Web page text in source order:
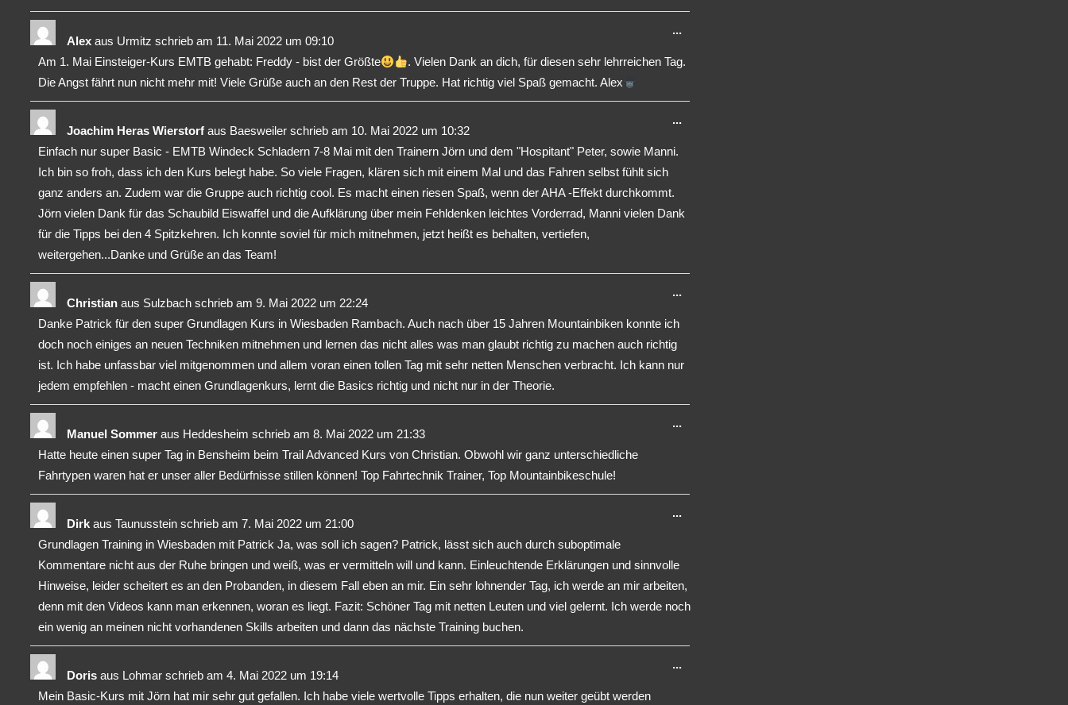
Alex aus Urmitz schrieb am 11. Mai 2022 um 09:10
Am 1. Mai Einsteiger-Kurs EMTB gehabt: Freddy - bist der Größte
. Vielen Dank an dich, für diesen sehr lehrreichen Tag.
Die Angst fährt nun nicht mehr mit! Viele Grüße auch an den Rest der Truppe. Hat richtig viel Spaß gemacht. Alex
...
ein-/ausblenden.
Joachim Heras Wierstorf aus Baesweiler schrieb am 10. Mai 2022 um 10:32
Einfach nur super Basic - EMTB Windeck Schladern 7-8 Mai mit den Trainern Jörn und dem "Hospitant" Peter, sowie Manni.
Ich bin so froh, dass ich den Kurs belegt habe. So viele Fragen, klären sich mit einem Mal und das Fahren selbst fühlt sich
ganz anders an. Zudem war die Gruppe auch richtig cool. Es macht einen riesen Spaß, wenn der AHA -Effekt durchkommt.
Jörn vielen Dank für das Schaubild Eiswaffel und die Aufklärung über mein Fehldenken leichtes Vorderrad, Manni vielen Dank
für die Tipps bei den 4 Spitzkehren. Ich konnte soviel für mich mitnehmen, jetzt heißt es behalten, vertiefen,
weitergehen...Danke und Grüße an das Team!
...
Christian aus Sulzbach schrieb am 9. Mai 2022 um 22:24
Danke Patrick für den super Grundlagen Kurs in Wiesbaden Rambach. Auch nach über 15 Jahren Mountainbiken konnte ich
doch noch einiges an neuen Techniken mitnehmen und lernen das nicht alles was man glaubt richtig zu machen auch richtig
ist. Ich habe unfassbar viel mitgenommen und allem voran einen tollen Tag mit sehr netten Menschen verbracht. Ich kann nur
jedem empfehlen - macht einen Grundlagenkurs, lernt die Basics richtig und nicht nur in der Theorie.
...
Manuel Sommer aus Heddesheim schrieb am 8. Mai 2022 um 21:33
Hatte heute einen super Tag in Bensheim beim Trail Advanced Kurs von Christian. Obwohl wir ganz unterschiedliche
Fahrtypen waren hat er unser aller Bedürfnisse stillen können! Top Fahrtechnik Trainer, Top Mountainbikeschule!
...
Dirk aus Taunusstein schrieb am 7. Mai 2022 um 21:00
Grundlagen Training in Wiesbaden mit Patrick Ja, was soll ich sagen? Patrick, lässt sich auch durch suboptimale
Kommentare nicht aus der Ruhe bringen und weiß, was er vermitteln will und kann. Einleuchtende Erklärungen und sinnvolle
Hinweise, leider scheitert es an den Probanden, in diesem Fall eben an mir. Ein sehr lohnender Tag, ich werde an mir arbeiten,
denn mit den Videos kann man erkennen, woran es liegt. Fazit: Schöner Tag mit netten Leuten und viel gelernt. Ich werde noch
ein wenig an meinen nicht vorhandenen Skills arbeiten und dann das nächste Training buchen.
...
Doris aus Lohmar schrieb am 4. Mai 2022 um 19:14
Mein Basic-Kurs mit Jörn hat mir sehr gut gefallen. Ich habe viele wertvolle Tipps erhalten, die nun weiter geübt werden
...